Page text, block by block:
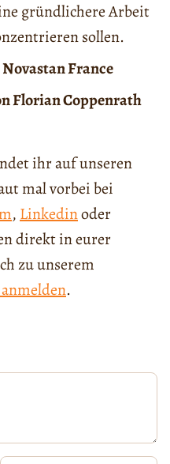
gründlichere Arbeit
sollen.
France
Florian Coppenrath
ihr auf unseren
mal vorbei bei
, Linkedinoder
direkt in eurer
zu unserem
.